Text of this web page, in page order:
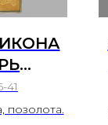
19
41
позолота.